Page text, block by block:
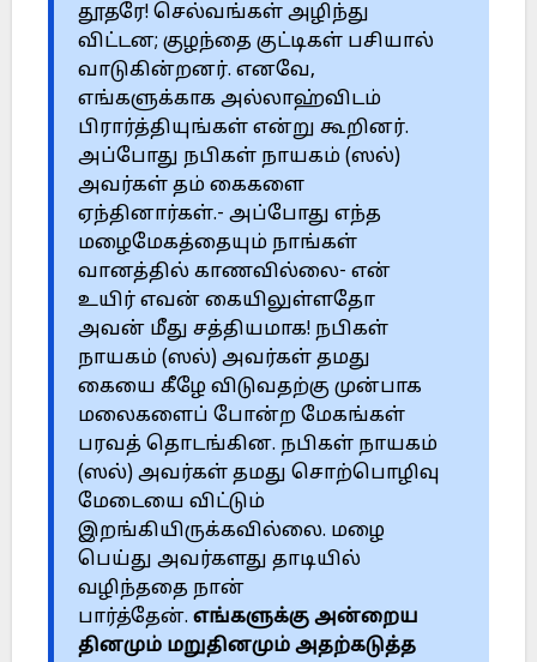
தூதரே! செல்வங்கள் அழிந்து
விட்டன; குழந்தை குட்டிகள் பசியால்
வாடுகின்றனர். எனவே,
எங்களுக்காக அல்லாஹ்விடம்
பிரார்த்தியுங்கள் என்று கூறினர்.
அப்போது நபிகள் நாயகம் (ஸல்)
அவர்கள் தம் கைகளை
ஏந்தினார்கள்.- அப்போது எந்த
மழைமேகத்தையும் நாங்கள்
வானத்தில் காணவில்லை- என்
உயிர் எவன் கையிலுள்ளதோ
அவன் மீது சத்தியமாக! நபிகள்
நாயகம் (ஸல்) அவர்கள் தமது
கையை கீழே விடுவதற்கு முன்பாக
மலைகளைப் போன்ற மேகங்கள்
பரவத் தொடங்கின. நபிகள் நாயகம்
(ஸல்) அவர்கள் தமது சொற்பொழிவு
மேடையை விட்டும்
இறங்கியிருக்கவில்லை. மழை
பெய்து அவர்களது தாடியில்
வழிந்ததை நான்
பார்த்தேன். எங்களுக்கு அன்றைய
தினமும் மறுதினமும் அதற்கடுத்த